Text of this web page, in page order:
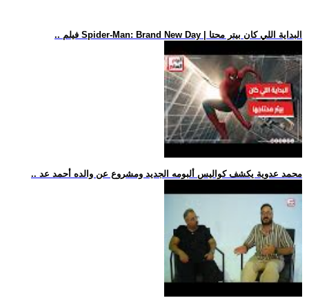
.. فيلم Spider-Man: Brand New Day | البداية اللي كان بيتر محتا
.. محمد عدوية يكشف كواليس ألبومه الجديد ومشروع عن والده أحمد عد